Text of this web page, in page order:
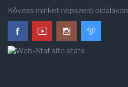
Kövess minket népszerű oldalakon